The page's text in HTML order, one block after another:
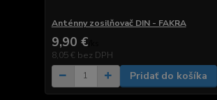
Anténny zosilňovač DIN - FAKRA
9,90 €
8,05 € bez DPH
Pridať do košíka